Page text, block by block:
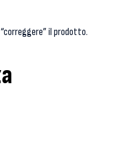
il prodotto.